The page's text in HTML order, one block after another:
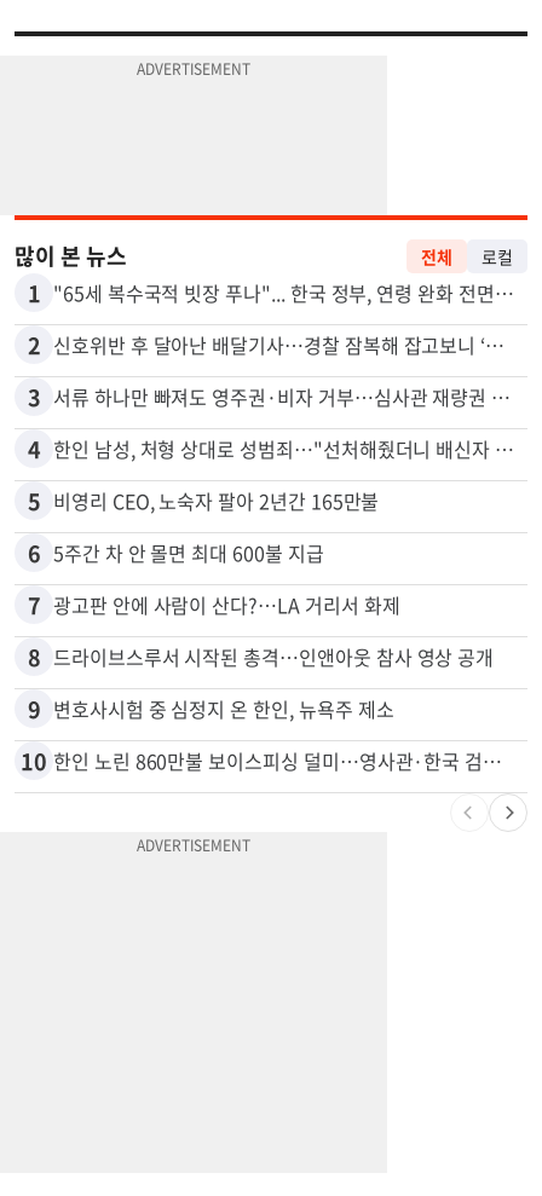
많이 본 뉴스 전체 로컬
1 "65세 복수국적 빗장 푸나"... 한국 정부, 연령 완화 전면 추진
2 신호위반 후 달아난 배달기사…경찰 잠복해 잡고보니 ‘반전’
3 서류 하나만 빠져도 영주권·비자 거부…심사관 재량권 대폭 확대
4 한인 남성, 처형 상대로 성범죄…"선처해줬더니 배신자 취급"
5 비영리 CEO, 노숙자 팔아 2년간 165만불
6 5주간 차 안 몰면 최대 600불 지급
7 광고판 안에 사람이 산다?…LA 거리서 화제
8 드라이브스루서 시작된 총격…인앤아웃 참사 영상 공개
9 변호사시험 중 심정지 온 한인, 뉴욕주 제소
10 한인 노린 860만불 보이스피싱 덜미…영사관·한국 검찰 사칭